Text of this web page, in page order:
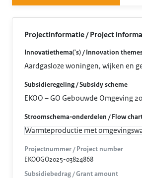
Projectinformatie / Project
Innovatiethema('s) / Innovation
Aardgasloze woningen, wijken en
Subsidieregeling / Subsidy scheme
EKOO – GO Gebouwde Omgeving
Stroomschema-onderdelen / Flow
Warmteproductie met
Projectnummer / Project number
EKOOGO2025-03824868
Subsidiebedrag / Grant amount